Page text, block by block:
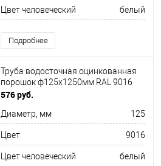
Цвет человеческий белый
Подробнее
Труба водосточная оцинкованная
порошок ф125х1250мм RAL 9016
576 руб.
Диаметр, мм 125
Цвет 9016
Цвет человеческий белый